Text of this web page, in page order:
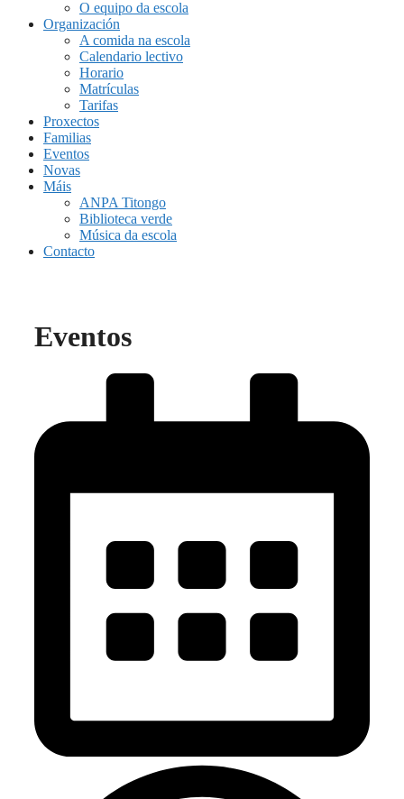
O equipo da escola
Organización
A comida na escola
Calendario lectivo
Horario
Matrículas
Tarifas
Proxectos
Familias
Eventos
Novas
Máis
ANPA Titongo
Biblioteca verde
Música da escola
Contacto
Eventos